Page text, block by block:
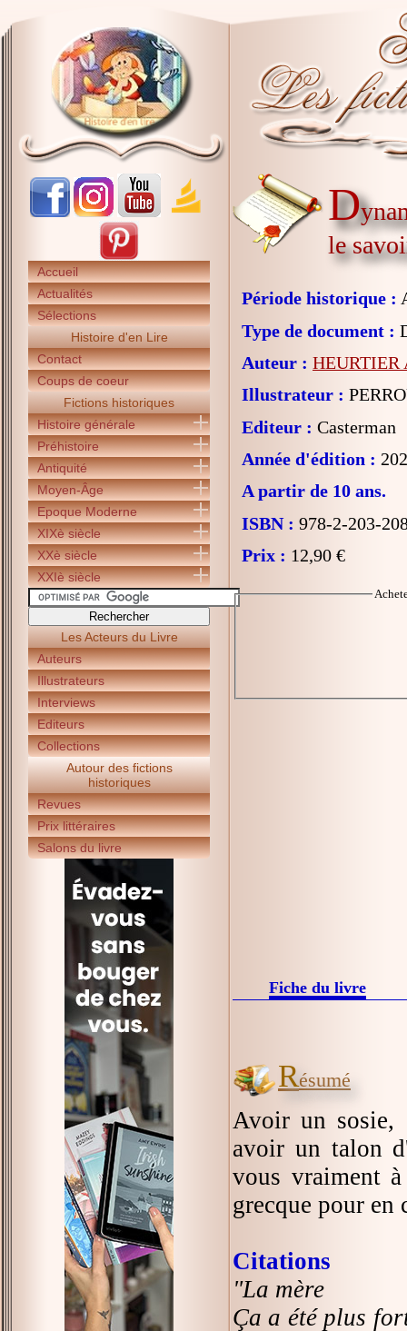
Accueil
Actualités
Sélections
Histoire d'en Lire
Contact
Coups de coeur
Fictions historiques
Histoire générale
Préhistoire
Antiquité
Moyen-Âge
Epoque Moderne
XIXè siècle
XXè siècle
XXIè siècle
Les Acteurs du Livre
Auteurs
Illustrateurs
Interviews
Editeurs
Collections
Autour des fictions
historiques
Revues
Prix littéraires
Salons du livre
D
le
Période historique :
Type de document :
Auteur : HEURTIER
Illustrateur :
Editeur : Casterman
Année d'édition :
A partir de 10 ans.
ISBN : 978-2-203-
Prix : 12,90 €
Fiche du livre
Résumé
Avoir un sosie,
avoir un talon
vous vraiment
grecque pour
Citations
"La mère
Ça a été plus